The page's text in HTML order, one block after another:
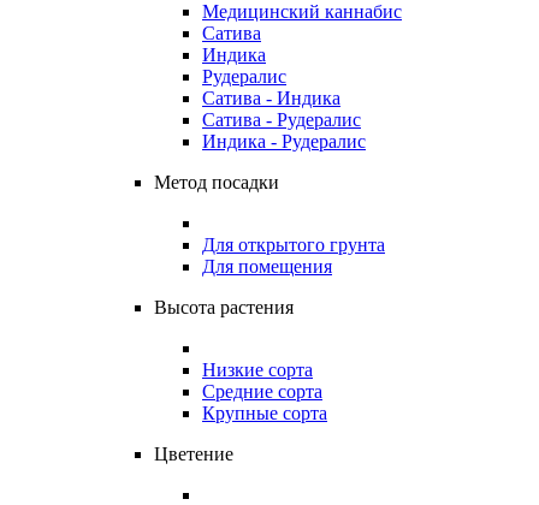
Медицинский каннабис
Сатива
Индика
Рудералис
Сатива - Индика
Сатива - Рудералис
Индика - Рудералис
Метод посадки
Для открытого грунта
Для помещения
Высота растения
Низкие сорта
Средние сорта
Крупные сорта
Цветение